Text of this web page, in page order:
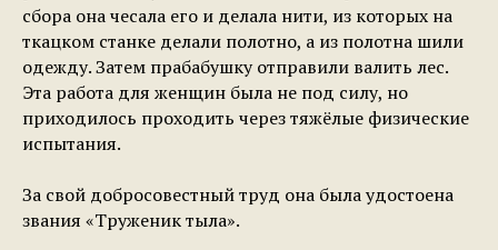
сбора она чесала его и делала нити, из которых на
ткацком станке делали полотно, а из полотна шили
одежду. Затем прабабушку отправили валить лес.
Эта работа для женщин была не под силу, но
приходилось проходить через тяжёлые физические
испытания.
За свой добросовестный труд она была удостоена
звания «Труженик тыла».